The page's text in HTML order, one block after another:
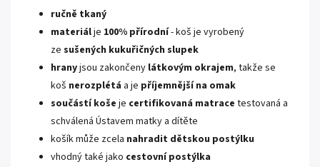
ručně tkaný
materiálje 100% přírodní- koš je vyrobený
ze sušených kukuřičných slupek
hranyjsou zakončeny látkovým okrajem, takže se
koš nerozplétá a je příjemnější na omak
součástí koše je certifikovaná matrace testovaná a
schválená Ústavem matky a dítěte
košík může zcela nahradit dětskou postýlku
vhodný také jako cestovní postýlka